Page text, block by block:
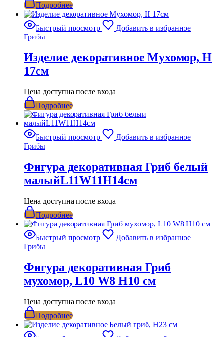
Подробнее
Быстрый просмотр
Добавить в избранное
Грибы
Изделие декоративное Мухомор, H
17см
Цена доступна после входа
Подробнее
Быстрый просмотр
Добавить в избранное
Грибы
Фигура декоративная Гриб белый
малыйL11W11H14см
Цена доступна после входа
Подробнее
Быстрый просмотр
Добавить в избранное
Грибы
Фигура декоративная Гриб
мухомор, L10 W8 H10 см
Цена доступна после входа
Подробнее